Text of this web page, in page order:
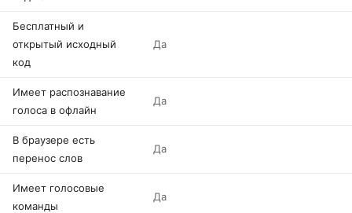
Бесплатный и
открытый исходный
код
Да
Имеет распознавание
голоса в офлайн
Да
В браузере есть
перенос слов
Да
Имеет голосовые
команды
Да